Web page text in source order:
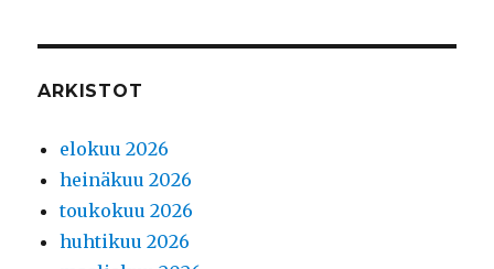
ARKISTOT
elokuu 2026
heinäkuu 2026
toukokuu 2026
huhtikuu 2026